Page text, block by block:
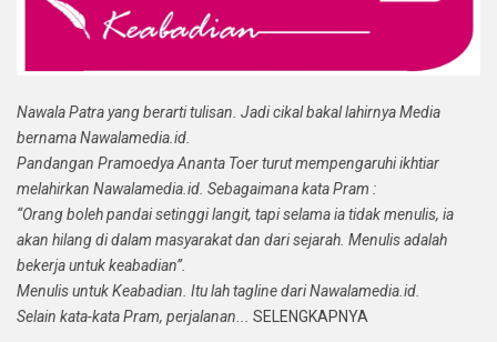
Nawala Patra yang berarti tulisan. Jadi cikal bakal lahirnya Media
bernama Nawalamedia.id.
Pandangan Pramoedya Ananta Toer turut mempengaruhi ikhtiar
melahirkan Nawalamedia.id. Sebagaimana kata Pram :
“Orang boleh pandai setinggi langit, tapi selama ia tidak menulis, ia
akan hilang di dalam masyarakat dan dari sejarah. Menulis adalah
bekerja untuk keabadian”.
Menulis untuk Keabadian. Itu lah tagline dari Nawalamedia.id.
Selain kata-kata Pram, perjalanan...
SELENGKAPNYA